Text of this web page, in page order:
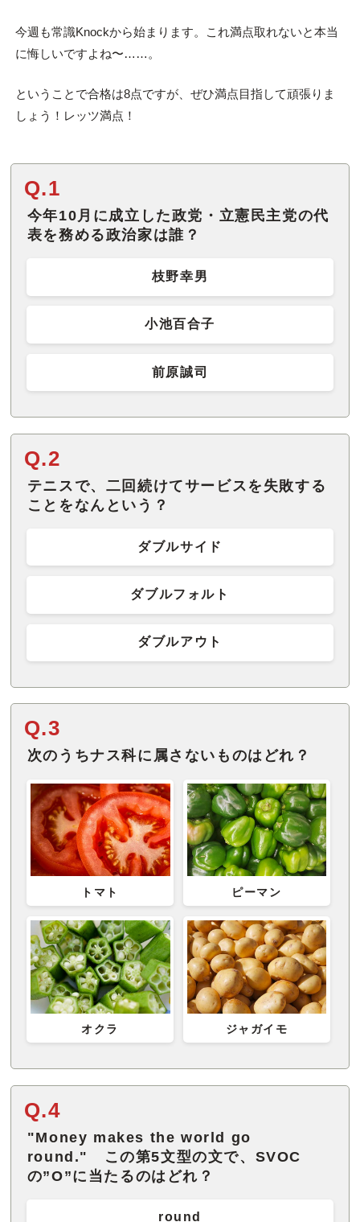
今週も常識Knockから始まります。これ満点取れないと本当
に悔しいですよね〜……。
ということで合格は8点ですが、ぜひ満点目指して頑張りま
しょう！レッツ満点！
Q.1
今年10月に成立した政党・立憲民主党の代
表を務める政治家は誰？
枝野幸男
小池百合子
前原誠司
Q.2
テニスで、二回続けてサービスを失敗する
ことをなんという？
ダブルサイド
ダブルフォルト
ダブルアウト
Q.3
次のうちナス科に属さないものはどれ？
トマト ピーマン
オクラ ジャガイモ
Q.4
"Money makes the world go
round." この第5文型の文で、SVOC
の”O”に当たるのはどれ？
round